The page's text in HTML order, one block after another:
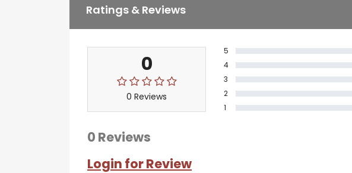
Ratings & Reviews
0
0 Reviews
5
4
3
2
1
0 Reviews
Login for Review